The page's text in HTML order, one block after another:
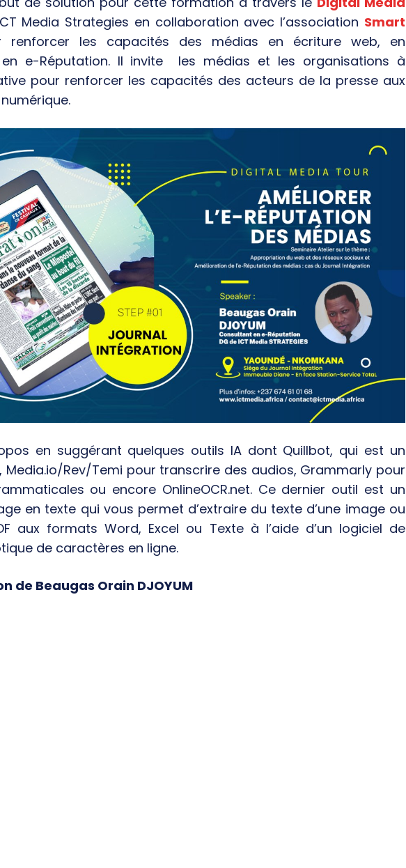
Media Strategies en collaboration avec l’association Smart
renforcer les capacités des médias en écriture web, en
e-Réputation. Il invite les médias et les organisations à
pour renforcer les capacités des acteurs de la presse aux
en suggérant quelques outils IA dont Quillbot, qui est un
Media.io/Rev/Temi pour transcrire des audios, Grammarly pour
ou encore OnlineOCR.net. Ce dernier outil est un
en texte qui vous permet d’extraire du texte d’une image ou
aux formats Word, Excel ou Texte à l’aide d’un logiciel de
de caractères en ligne.
de Beaugas Orain DJOYUM